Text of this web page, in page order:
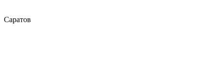
Саратов